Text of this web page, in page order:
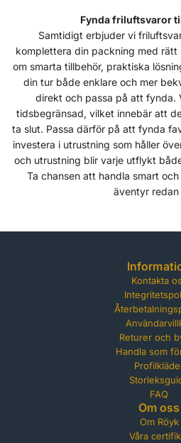
Fynda friluftsvaror
Samtidigt erbjuder vi
komplettera din packning med rätt
om smarta tillbehör, praktiska
din tur både enklare och mer
direkt och passa på att fynda.
tidsbegränsad, vilket innebär att
ta slut. Passa därför på att fynda
investera i utrustning som håller
och utrustning blir varje utflykt
Ta chansen att handla smart
äventyr redan
Kontakta
Returer och
Handla som
FAQ
Om oss
Om Röyk
Våra